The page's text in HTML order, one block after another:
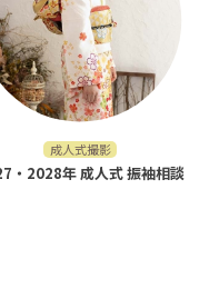
成人式撮影
・2028年 成人式 振袖相談